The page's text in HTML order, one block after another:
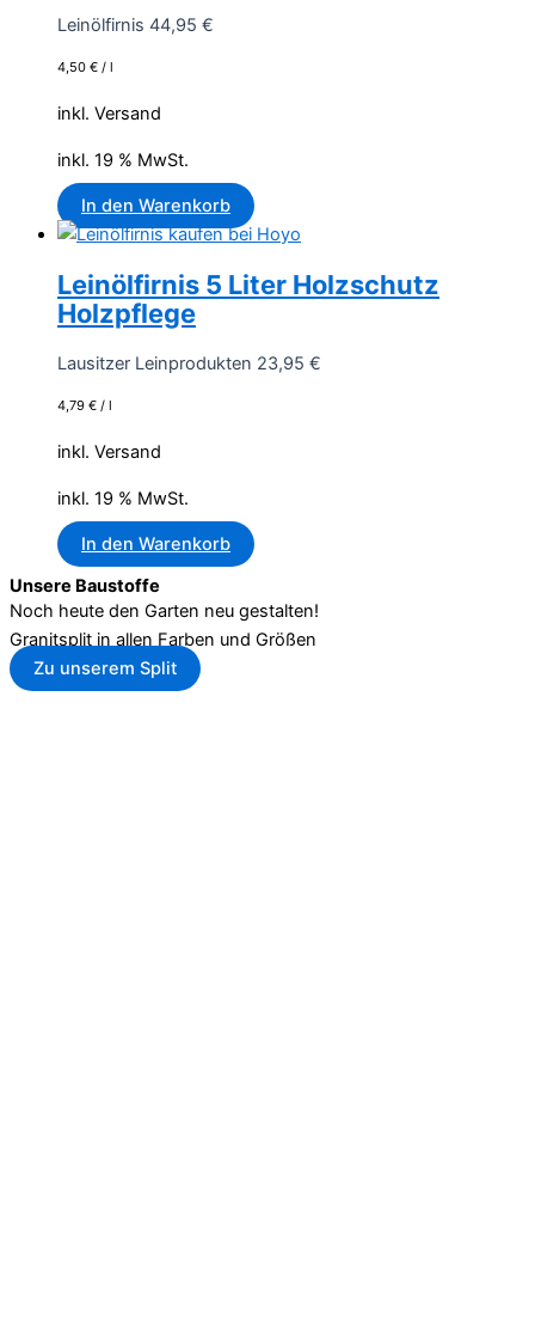
Leinölfirnis 44,95 €
4,50 € / l
inkl. Versand
inkl. 19 % MwSt.
In den Warenkorb
Leinölfirnis 5 Liter Holzschutz
Holzpflege
Lausitzer Leinprodukten 23,95 €
4,79 € / l
inkl. Versand
inkl. 19 % MwSt.
In den Warenkorb
Unsere Baustoffe
Noch heute den Garten neu gestalten!
Granitsplit in allen Farben und Größen
Zu unserem Split